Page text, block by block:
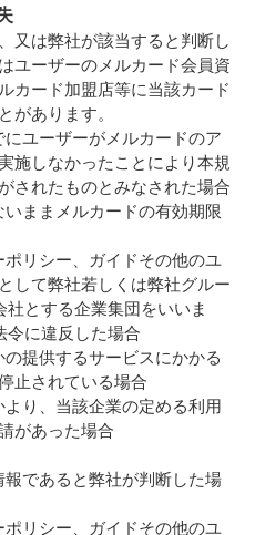
又は弊社が該当すると判断し
ユーザーのメルカード会員資
カード加盟店等に当該カード
があります。
ユーザーがメルカードのア
施しなかったことにより本規
されたものとみなされた場合
ままメルカードの有効期限
リシー、ガイドその他のユ
して弊社若しくは弊社グルー
とする企業集団をいいま
令に違反した場合
提供するサービスにかかる
止されている場合
り、当該企業の定める利用
があった場合
であると弊社が判断した場
リシー、ガイドその他のユ